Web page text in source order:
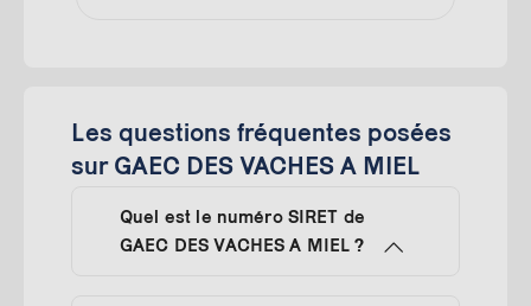
Les questions fréquentes posées
sur GAEC DES VACHES A MIEL
Quel est le numéro SIRET de
GAEC DES VACHES A MIEL ?